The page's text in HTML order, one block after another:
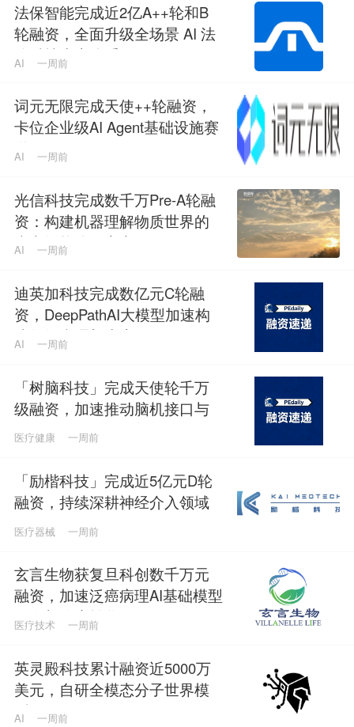
法保智能完成近2亿A++轮和B
轮融资，全面升级全场景 AI 法
律科技生态体系
AI 一周前
词元无限完成天使++轮融资，
卡位企业级AI Agent基础设施赛
道
AI 一周前
光信科技完成数千万Pre-A轮融
资：构建机器理解物质世界的
光电智能体，定义Physical AI感
AI 一周前
迪英加科技完成数亿元C轮融
资，DeepPathAI大模型加速构
建数智病理新生态
AI 一周前
「树脑科技」完成天使轮千万
级融资，加速推动脑机接口与
脑磁图技术国产化普及
医疗健康 一周前
「励楷科技」完成近5亿元D轮
融资，持续深耕神经介入领域
医疗器械 一周前
玄言生物获复旦科创数千万元
融资，加速泛癌病理AI基础模型
研发与临床转化
医疗技术 一周前
英灵殿科技累计融资近5000万
美元，自研全模态分子世界模
型
AI 一周前